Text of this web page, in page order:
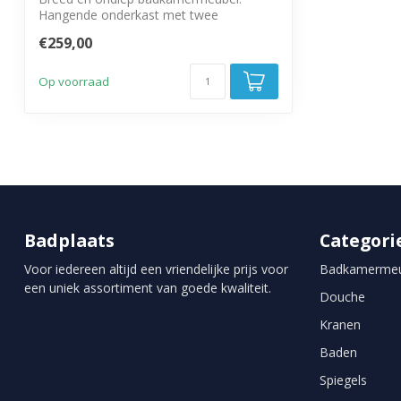
Hangende onderkast met twee
€259,00
Op voorraad
Badplaats
Voor iedereen altijd een vriendelijke prijs voor
een uniek assortiment van goede kwaliteit.
Douche
Kranen
Baden
Spiegels